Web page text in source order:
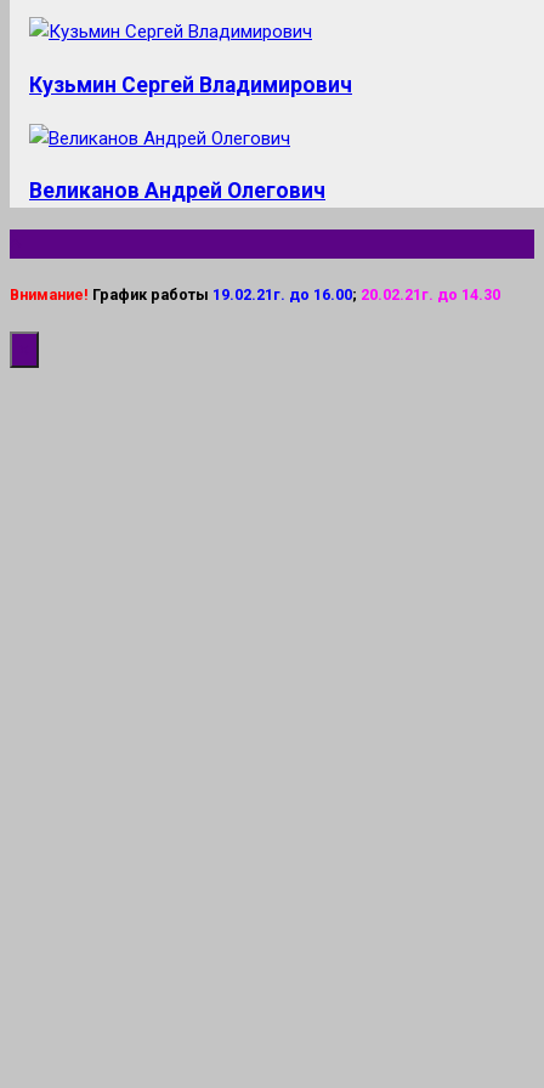
Кузьмин Сергей Владимирович
Великанов Андрей Олегович
Внимание! График работы 19.02.21г. до 16.00; 20.02.21г. до 14.30